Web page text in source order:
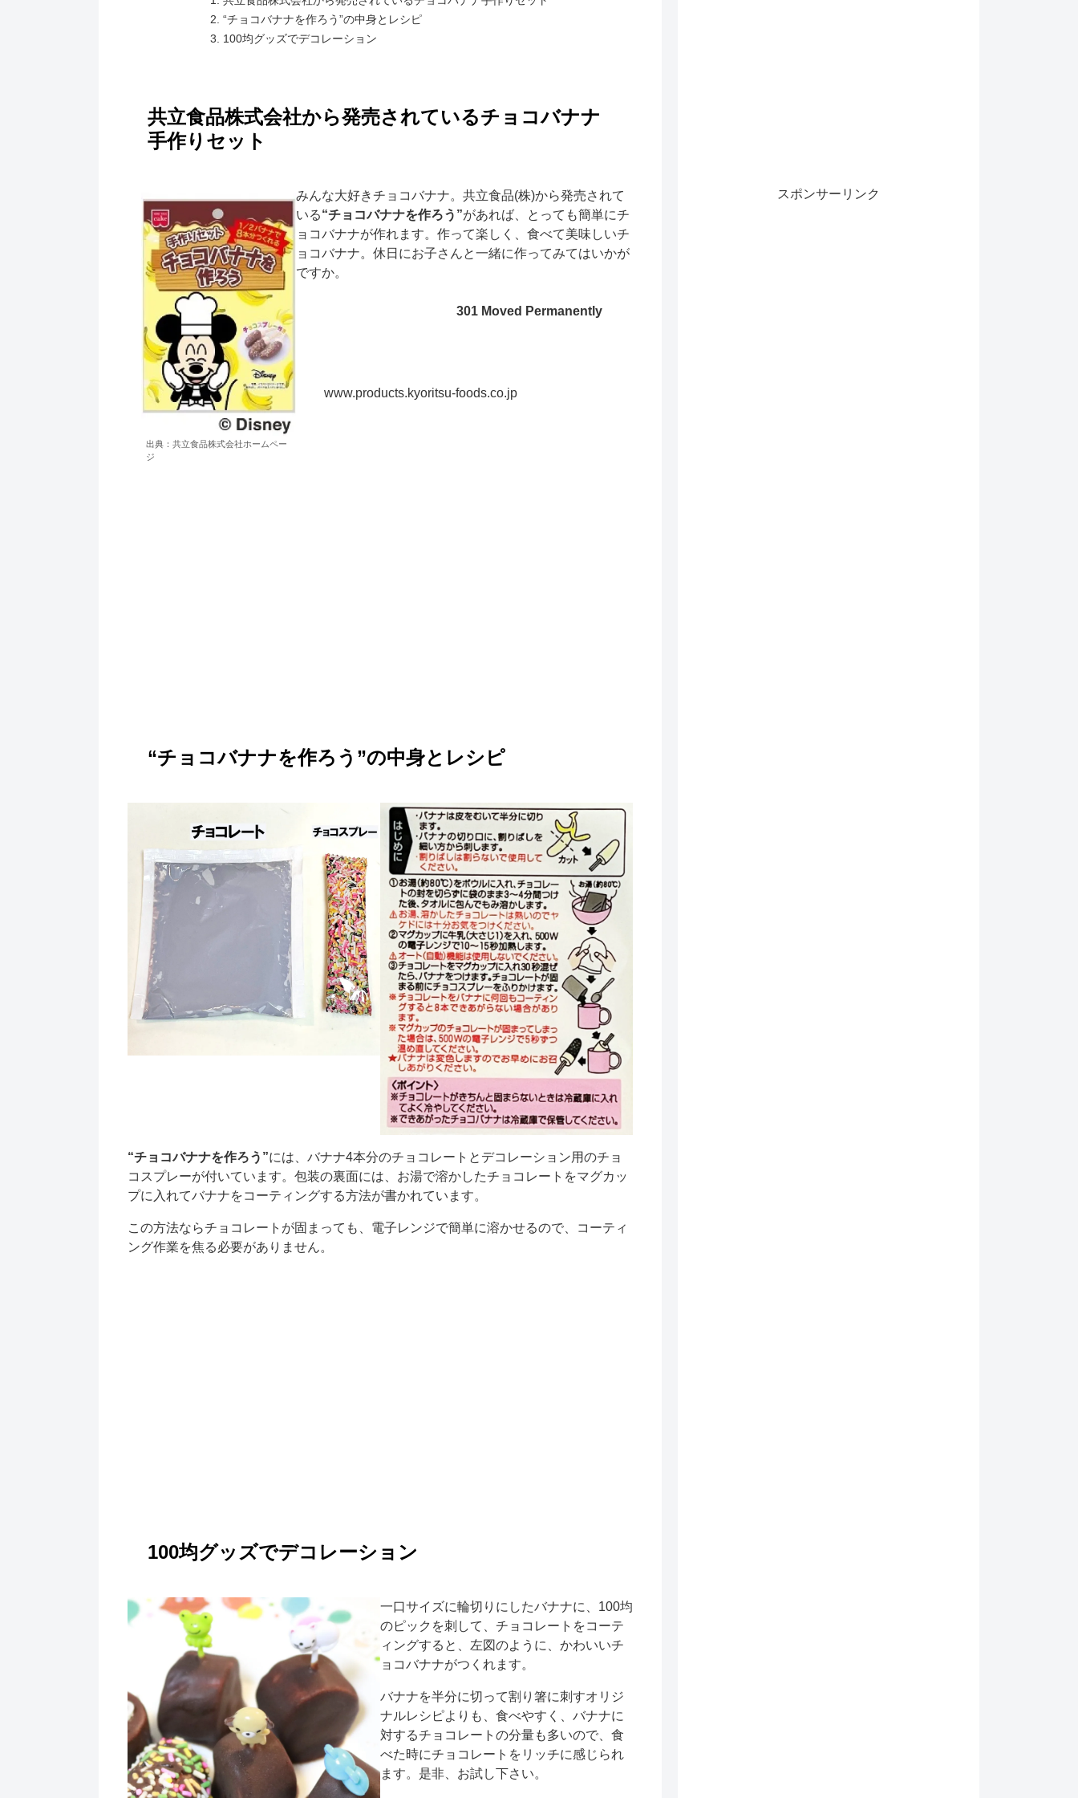
“チョコバナナを作ろう”の中身とレシピ
100均グッズでデコレーション
共立食品株式会社から発売されているチョコバナナ
手作りセット
出典：共立食品株式会社ホームペー
ジ
みんな大好きチョコバナナ。共立食品(株)から発売されて
いる“チョコバナナを作ろう”があれば、とっても簡単にチ
ョコバナナが作れます。作って楽しく、食べて美味しいチ
ョコバナナ。休日にお子さんと一緒に作ってみてはいかが
ですか。
301 Moved Permanently
www.products.kyoritsu-foods.co.jp
“チョコバナナを作ろう”の中身とレシピ
“チョコバナナを作ろう”には、バナナ4本分のチョコレートとデコレーション用のチョ
コスプレーが付いています。包装の裏面には、お湯で溶かしたチョコレートをマグカッ
プに入れてバナナをコーティングする方法が書かれています。
この方法ならチョコレートが固まっても、電子レンジで簡単に溶かせるので、コーティ
ング作業を焦る必要がありません。
100均グッズでデコレーション
一口サイズに輪切りにしたバナナに、100均
のピックを刺して、チョコレートをコーテ
ィングすると、左図のように、かわいいチ
ョコバナナがつくれます。
バナナを半分に切って割り箸に刺すオリジ
ナルレシピよりも、食べやすく、バナナに
対するチョコレートの分量も多いので、食
べた時にチョコレートをリッチに感じられ
ます。是非、お試し下さい。
スポンサーリンク